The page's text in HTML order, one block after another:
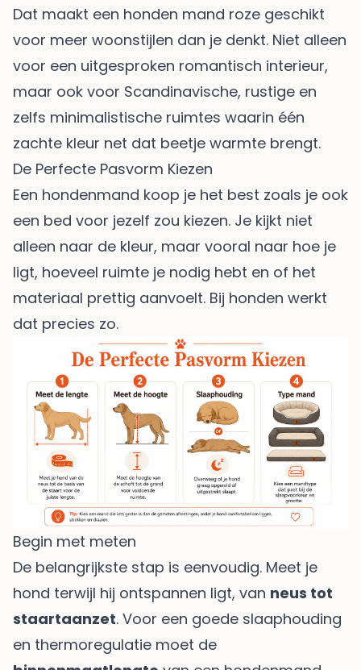
Dat maakt een honden mand roze geschikt
voor meer woonstijlen dan je denkt. Niet alleen
voor een uitgesproken romantisch interieur,
maar ook voor Scandinavische, rustige en
zelfs minimalistische ruimtes waarin één
zachte kleur net dat beetje warmte brengt.
De Perfecte Pasvorm Kiezen
Een hondenmand koop je het best zoals je ook
een bed voor jezelf zou kiezen. Je kijkt niet
alleen naar de kleur, maar vooral naar hoe je
ligt, hoeveel ruimte je nodig hebt en of het
materiaal prettig aanvoelt. Bij honden werkt
dat precies zo.
Begin met meten
De belangrijkste stap is eenvoudig. Meet je
hond terwijl hij ontspannen ligt, van neus tot
staartaanzet. Voor een goede slaaphouding
en thermoregulatie moet de